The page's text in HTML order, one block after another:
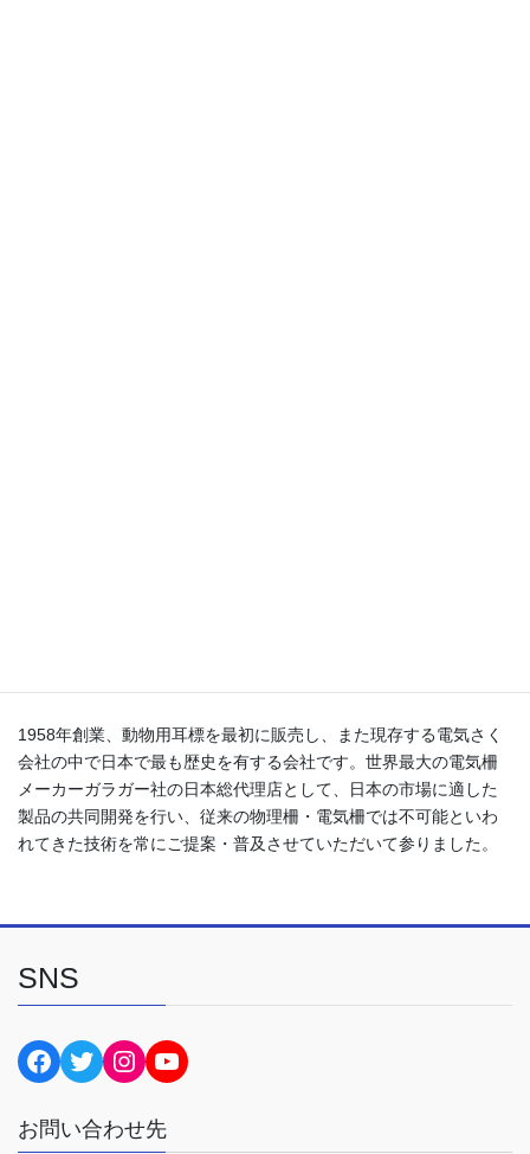
1958年創業、動物用耳標を最初に販売し、また現存する電気さく
会社の中で日本で最も歴史を有する会社です。世界最大の電気柵
メーカーガラガー社の日本総代理店として、日本の市場に適した
製品の共同開発を行い、従来の物理柵・電気柵では不可能といわ
れてきた技術を常にご提案・普及させていただいて参りました。
SNS
surgemiyawaki
surgemiyawaki
surgemiyawaki1958
@surgemiyawaki
お問い合わせ先